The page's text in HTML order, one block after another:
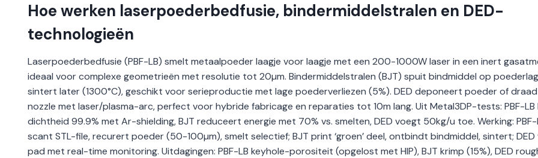
Hoe werken laserpoederbedfusie, bindermiddelstralen en DED-
technologieën
Laserpoederbedfusie (PBF-LB) smelt metaalpoeder laagje voor laagje met een 200-1000W laser in een inert
ideaal voor complexe geometrieën met resolutie tot 20µm. Bindermiddelstralen (BJT) spuit bindmiddel op
sintert later (1300°C), geschikt voor serieproductie met lage poederverliezen (5%). DED deponeert poeder of
nozzle met laser/plasma-arc, perfect voor hybride fabricage en reparaties tot 10m lang. Uit Metal3DP-tests: PBF-
dichtheid 99.9% met Ar-shielding, BJT reduceert energie met 70% vs. smelten, DED voegt 50kg/u toe. Werking: PBF-
scant STL-file, recurert poeder (50-100µm), smelt selectief; BJT print ‘groen’ deel, ontbindt bindmiddel, sintert;
pad met real-time monitoring. Uitdagingen: PBF-LB keyhole-porositeit (opgelost met HIP), BJT krimp (15%), DED